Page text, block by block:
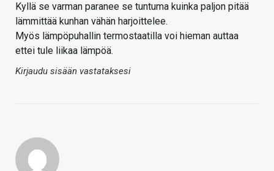
Kyllä se varman paranee se tuntuma kuinka paljon pitää
lämmittää kunhan vähän harjoittelee.
Myös lämpöpuhallin termostaatilla voi hieman auttaa
ettei tule liikaa lämpöä.
Kirjaudu sisään vastataksesi